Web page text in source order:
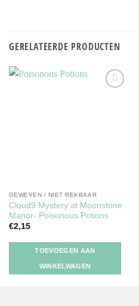
GERELATEERDE PRODUCTEN
GEWEVEN / NIET REKBAAR
Cloud9 Mystery at Moonstone
Manor- Poisonous Potions
€2,15
TOEVOEGEN AAN
WINKELWAGEN